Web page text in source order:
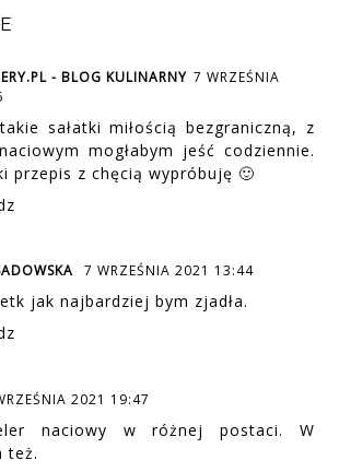
- BLOG KULINARNY 7 WRZEŚNIA
sałatki miłością bezgraniczną, z
mogłabym jeść codziennie.
przepis z chęcią wypróbuję 🙂
7 WRZEŚNIA 2021 13:44
jak najbardziej bym zjadła.
2021 19:47
naciowy w różnej postaci. W
też.